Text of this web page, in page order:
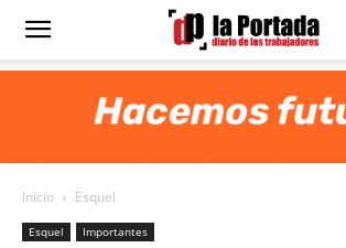
Diario
Portada
Inicio Esquel
Esquel Importantes